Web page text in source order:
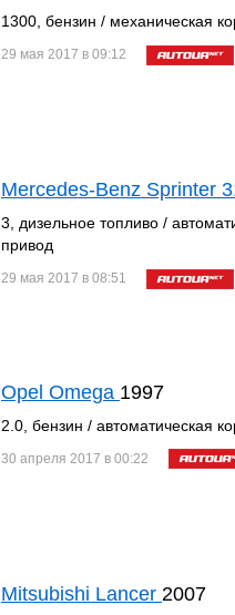
1300, бензин / механическая
29 мая 2017 в 09:12
Mercedes-Benz Sprinter
3, дизельное топливо /
привод
29 мая 2017 в 08:51
Opel Omega 1997
2.0, бензин / автоматическая
30 апреля 2017 в 00:22
Mitsubishi Lancer 2007